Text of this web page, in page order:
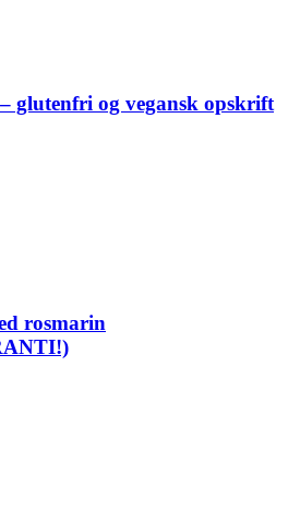
glutenfri og vegansk opskrift
rosmarin